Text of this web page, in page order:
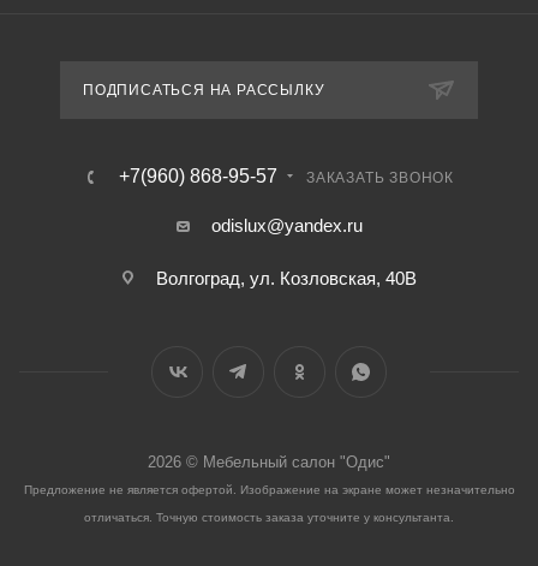
ПОДПИСАТЬСЯ НА РАССЫЛКУ
+7(960) 868-95-57 ЗАКАЗАТЬ ЗВОНОК
odislux@yandex.ru
Волгоград, ул. Козловская, 40В
2026 © Мебельный салон "Одис"
Предложение не является офертой. Изображение на экране может незначительно
отличаться. Точную стоимость заказа уточните у консультанта.